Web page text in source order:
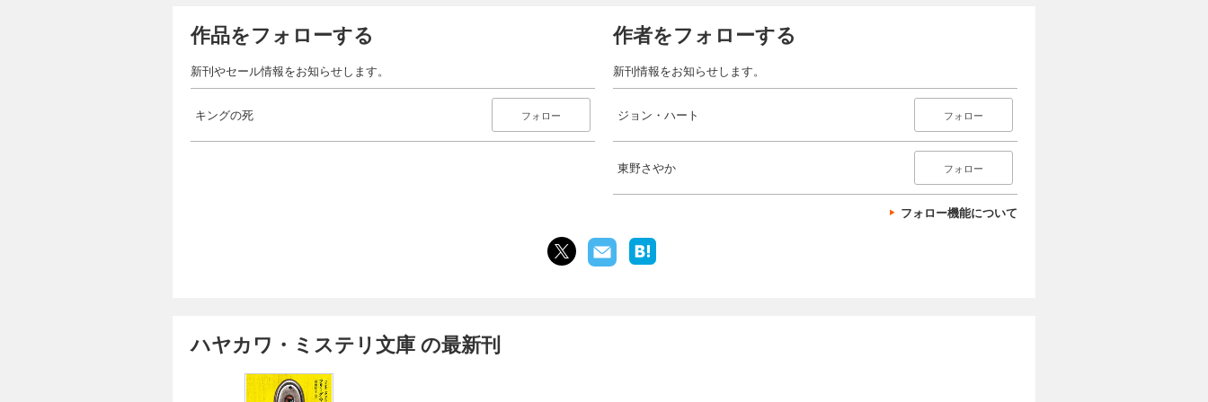
作品をフォローする
新刊やセール情報をお知らせします。
キングの死 フォロー
作者をフォローする
新刊情報をお知らせします。
ジョン・ハート フォロー
東野さやか フォロー
フォロー機能について
ハヤカワ・ミステリ文庫 の最新刊